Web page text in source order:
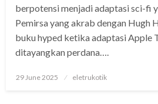
berpotensi menjadi adaptasi sci-fi
Pemirsa yang akrab dengan Hugh
buku hyped ketika adaptasi Apple
ditayangkan perdana….
Posted
29 June 2025 eletrukotik